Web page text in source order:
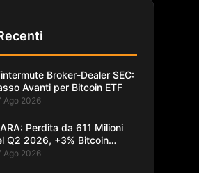
Broker-Dealer SEC:
Avanti per Bitcoin ETF
Ago 2026
Perdita da 611 Milioni
Q2 2026, +3% Bitcoin
Ago 2026